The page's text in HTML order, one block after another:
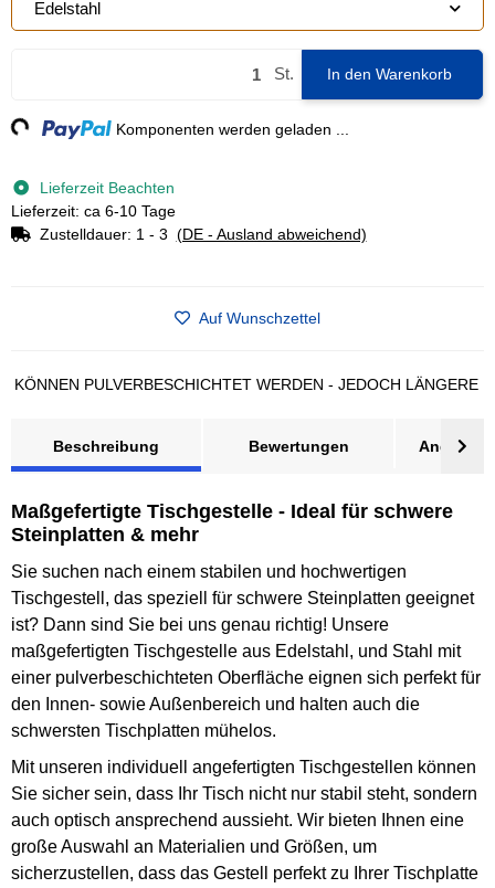
Edelstahl
St. In den Warenkorb
Komponenten werden geladen ...
Lieferzeit Beachten
Lieferzeit: ca 6-10 Tage
Zustelldauer: 1 - 3 (DE - Ausland abweichend)
Auf Wunschzettel
PULVERBESCHICHTET WERDEN - JEDOCH LÄNGERE
Beschreibung Bewertungen Angebot
Maßgefertigte Tischgestelle - Ideal für schwere
Steinplatten & mehr
Sie suchen nach einem stabilen und hochwertigen
Tischgestell, das speziell für schwere Steinplatten geeignet
ist? Dann sind Sie bei uns genau richtig! Unsere
maßgefertigten Tischgestelle aus Edelstahl, und Stahl mit
einer pulverbeschichteten Oberfläche eignen sich perfekt für
den Innen- sowie Außenbereich und halten auch die
schwersten Tischplatten mühelos.
Mit unseren individuell angefertigten Tischgestellen können
Sie sicher sein, dass Ihr Tisch nicht nur stabil steht, sondern
auch optisch ansprechend aussieht. Wir bieten Ihnen eine
große Auswahl an Materialien und Größen, um
sicherzustellen, dass das Gestell perfekt zu Ihrer Tischplatte